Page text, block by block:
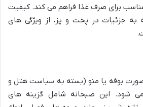
برای صرف غذا فراهم می کند. کیفیت
به جزئیات در پخت و پز، از ویژگی های
بوفه یا منو (بسته به سیاست هتل و
می شود. این صبحانه شامل گزینه های